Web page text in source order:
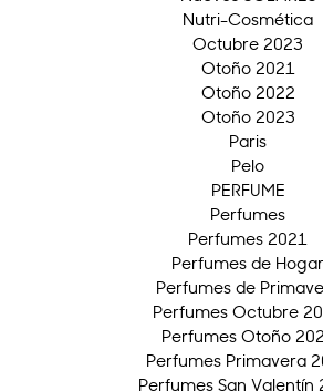
Nutri-Cosmética
Octubre 2023
Otoño 2021
Otoño 2022
Otoño 2023
Paris
Pelo
PERFUME
Perfumes
Perfumes 2021
Perfumes de Hogar
Perfumes de
Perfumes Octubre
Perfumes Otoño
Perfumes Primavera
Perfumes San Valentín